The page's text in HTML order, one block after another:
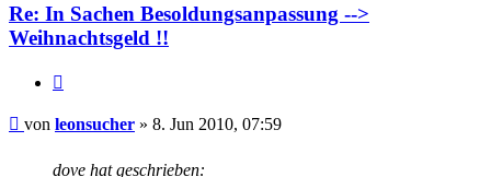
Re: In Sachen Besoldungsanpassung -->
Weihnachtsgeld !!
Beitrag
von leonsucher » 8. Jun 2010, 07:59
dove hat geschrieben: